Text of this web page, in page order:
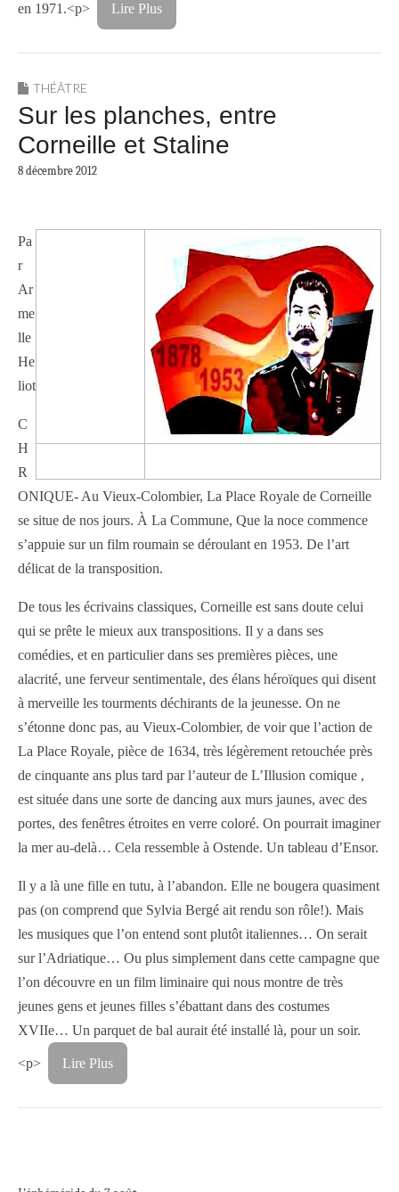
en 1971.<p> Lire Plus
THÉÂTRE
Sur les planches, entre
Corneille et Staline
8 décembre 2012
Pa
r
Ar
me
lle
He
liot
C
H
R
ONIQUE- Au Vieux-Colombier, La Place Royale de Corneille
se situe de nos jours. À La Commune, Que la noce commence
s’appuie sur un film roumain se déroulant en 1953. De l’art
délicat de la transposition.
De tous les écrivains classiques, Corneille est sans doute celui
qui se prête le mieux aux transpositions. Il y a dans ses
comédies, et en particulier dans ses premières pièces, une
alacrité, une ferveur sentimentale, des élans héroïques qui disent
à merveille les tourments déchirants de la jeunesse. On ne
s’étonne donc pas, au Vieux-Colombier, de voir que l’action de
La Place Royale, pièce de 1634, très légèrement retouchée près
de cinquante ans plus tard par l’auteur de L’Illusion comique ,
est située dans une sorte de dancing aux murs jaunes, avec des
portes, des fenêtres étroites en verre coloré. On pourrait imaginer
la mer au-delà… Cela ressemble à Ostende. Un tableau d’Ensor.
Il y a là une fille en tutu, à l’abandon. Elle ne bougera quasiment
pas (on comprend que Sylvia Bergé ait rendu son rôle!). Mais
les musiques que l’on entend sont plutôt italiennes… On serait
sur l’Adriatique… Ou plus simplement dans cette campagne que
l’on découvre en un film liminaire qui nous montre de très
jeunes gens et jeunes filles s’ébattant dans des costumes
XVIIe… Un parquet de bal aurait été installé là, pour un soir.
<p> Lire Plus